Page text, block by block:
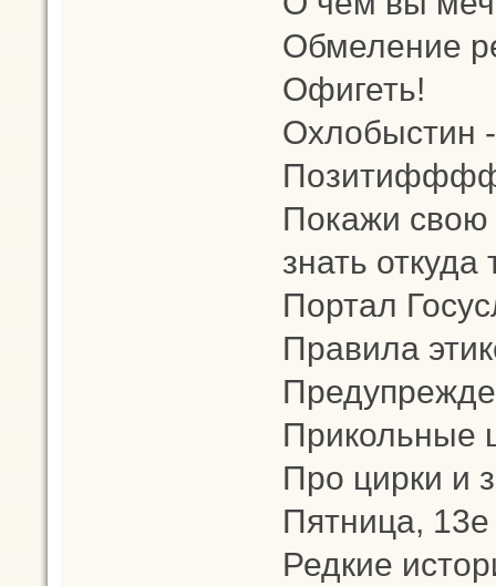
Обмеление
Офигеть!
Охлобыстин
Покажи
знать откуда
Портал
Правила
Прикольные
Про цирки и
Пятница, 13е
Редкие